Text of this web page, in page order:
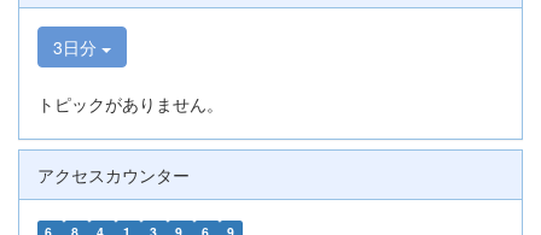
3日分
トピックがありません。
アクセスカウンター